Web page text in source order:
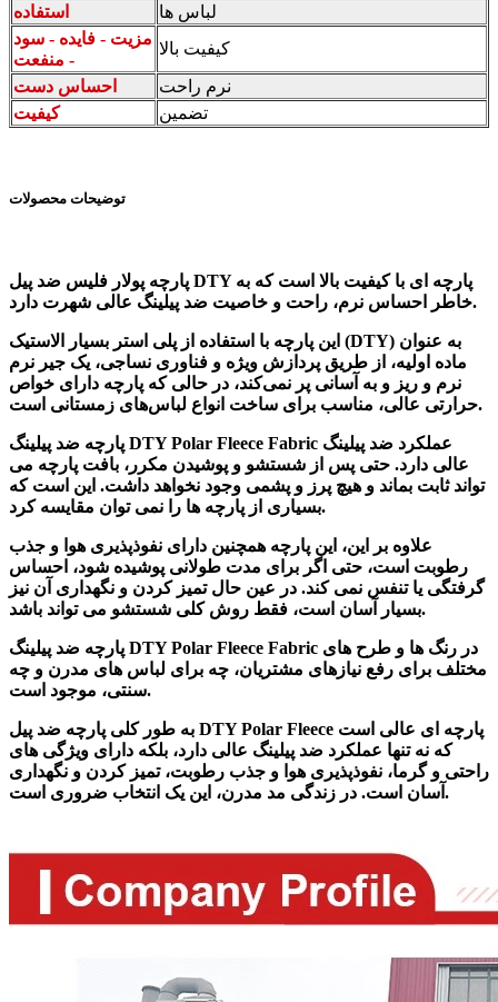
استفاده
لباس ها
مزیت - فایده - سود
- منفعت
کیفیت بالا
احساس دست
نرم راحت
کیفیت
تضمین
توضیحات محصولات
پارچه پولار فلیس ضد پیل DTY پارچه ای با کیفیت بالا است که به
خاطر احساس نرم، راحت و خاصیت ضد پیلینگ عالی شهرت دارد.
این پارچه با استفاده از پلی استر بسیار الاستیک (DTY) به عنوان
ماده اولیه، از طریق پردازش ویژه و فناوری نساجی، یک جیر نرم
نرم و ریز و به آسانی پر نمی‌کند، در حالی که پارچه دارای خواص
حرارتی عالی، مناسب برای ساخت انواع لباس‌های زمستانی است.
پارچه ضد پیلینگ DTY Polar Fleece Fabric عملکرد ضد پیلینگ
عالی دارد. حتی پس از شستشو و پوشیدن مکرر، بافت پارچه می
تواند ثابت بماند و هیچ پرز و پشمی وجود نخواهد داشت. این است که
بسیاری از پارچه ها را نمی توان مقایسه کرد.
علاوه بر این، این پارچه همچنین دارای نفوذپذیری هوا و جذب
رطوبت است، حتی اگر برای مدت طولانی پوشیده شود، احساس
گرفتگی یا تنفس نمی کند. در عین حال تمیز کردن و نگهداری آن نیز
بسیار آسان است، فقط روش کلی شستشو می تواند باشد.
پارچه ضد پیلینگ DTY Polar Fleece Fabric در رنگ ها و طرح های
مختلف برای رفع نیازهای مشتریان، چه برای لباس های مدرن و چه
سنتی، موجود است.
به طور کلی پارچه ضد پیل DTY Polar Fleece پارچه ای عالی است
که نه تنها عملکرد ضد پیلینگ عالی دارد، بلکه دارای ویژگی های
راحتی و گرما، نفوذپذیری هوا و جذب رطوبت، تمیز کردن و نگهداری
آسان است. در زندگی مد مدرن، این یک انتخاب ضروری است.